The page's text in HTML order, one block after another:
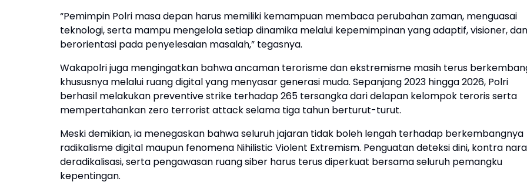
“Pemimpin Polri masa depan harus memiliki kemampuan membaca perubahan zaman, menguasai
teknologi, serta mampu mengelola setiap dinamika melalui kepemimpinan yang adaptif, visioner, dan
berorientasi pada penyelesaian masalah,” tegasnya.
Wakapolri juga mengingatkan bahwa ancaman terorisme dan ekstremisme masih terus
khususnya melalui ruang digital yang menyasar generasi muda. Sepanjang 2023 hingga 2026, Polri
berhasil melakukan preventive strike terhadap 265 tersangka dari delapan kelompok teroris serta
mempertahankan zero terrorist attack selama tiga tahun berturut-turut.
Meski demikian, ia menegaskan bahwa seluruh jajaran tidak boleh lengah terhadap berkembangnya
radikalisme digital maupun fenomena Nihilistic Violent Extremism. Penguatan deteksi dini, kontra
deradikalisasi, serta pengawasan ruang siber harus terus diperkuat bersama seluruh pemangku
kepentingan.